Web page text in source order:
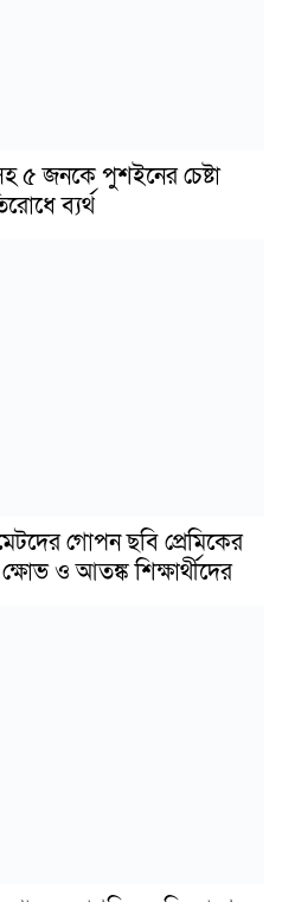
৫ জনকে পুশইনের চেষ্টা
ব্যর্থ
গোপন ছবি প্রেমিকের
ও আতঙ্ক শিক্ষার্থীদের